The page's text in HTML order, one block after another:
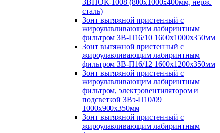
ЗВПОК-1008 (800х1000х400мм, нерж.
сталь)
Зонт вытяжной пристенный с
жироулавливающим лабиринтным
фильтром ЗВ-П16/10 1600х1000х350мм
Зонт вытяжной пристенный с
жироулавливающим лабиринтным
фильтром ЗВ-П16/12 1600х1200х350мм
Зонт вытяжной пристенный с
жироулавливающим лабиринтным
фильтром, электровентилятором и
подсветкой ЗВэ-П10/09
1000х900х350мм
Зонт вытяжной пристенный с
жироулавливающим лабиринтным